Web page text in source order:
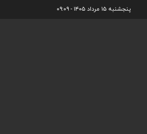
پنجشنبه ۱۵ مرداد ۱۴۰۵ - ۰۹:۰۹